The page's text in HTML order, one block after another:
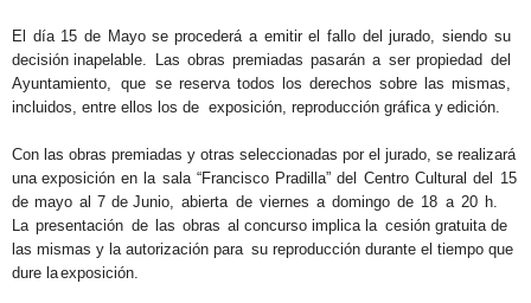
El día 15 de Mayoseprocederá a emitir el fallo del jurado, siendo su
decisión inapelable.
Las obras premiadas pasarán a ser propiedad del
Ayuntamiento, que se reserva todos los derechos sobre las mismas,
incluidos, entre ellos los de exposición, reproducción gráfica y edición.
Con las obras premiadas y otras seleccionadas por el jurado, se realizará
una exposición en la sala “Francisco Pradilla” del Centro Cultural del
15
de mayo al 7 de Junio, abierta de viernes a domingo de 18 a 20 h.
La presentación de las obras al concurso implica la cesión gratuita de
las mismas y la autorización para su reproducción durante el tiempo que
dure laexposición.